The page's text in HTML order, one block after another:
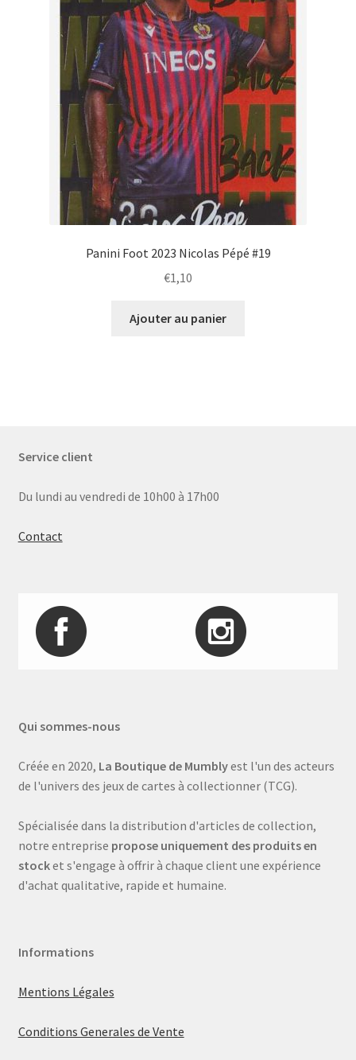
Panini Foot 2023 Nicolas Pépé #19
€1,10
Ajouter au panier
Service client
Du lundi au vendredi de 10h00 à 17h00
Contact
Qui sommes-nous
Créée en 2020, La Boutique de Mumblyest l'un des acteurs
de l'univers des jeux de cartes à collectionner (TCG).
Spécialisée dans la distribution d'articles de collection,
notre entreprise propose uniquement des produits en
stocket s'engage à offrir à chaque client une expérience
d'achat qualitative, rapide et humaine.
Informations
Mentions Légales
Conditions Generales de Vente